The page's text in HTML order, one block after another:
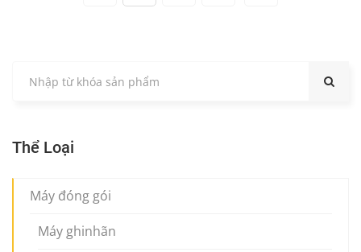
Thể Loại
Máy đóng gói
Máy ghinhãn